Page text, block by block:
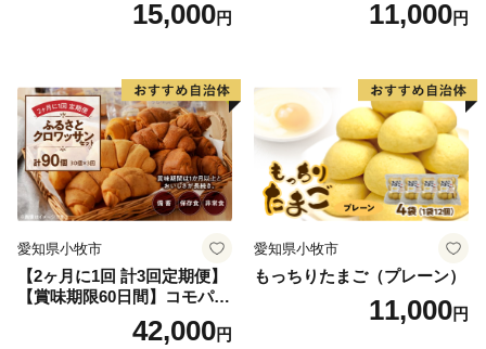
スが大人気で、日本のみならず世界中からスキーヤーや
スノーボーダーが訪れます。
15,000円 11,000円
愛知県小牧市
【2ヶ月に1回 計3回定期便】
【賞味期限60日間】コモパ
ン ふるさとクロワッサンセ
ット（計90個）／災害用備蓄
42,000円
愛知県小牧市
もっちりたまご（プレーン）
11,000円